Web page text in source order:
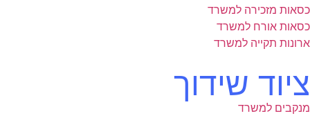
כסאות מזכירה למשרד
כסאות אורח למשרד
ארונות תקייה למשרד
ציוד שידוך
מנקבים למשרד